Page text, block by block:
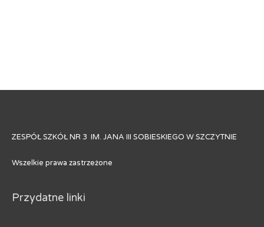
ZESPÓŁ SZKÓŁ NR 3 IM. JANA III SOBIESKIEGO W SZCZYTNIE
Wszelkie prawa zastrzeżone
Przydatne linki